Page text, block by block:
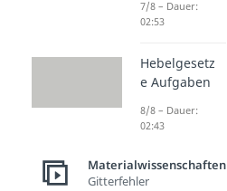
7/8 – Dauer:
02:53
Hebelgesetz
e Aufgaben
8/8 – Dauer:
02:43
Materialwissenschaften
Gitterfehler